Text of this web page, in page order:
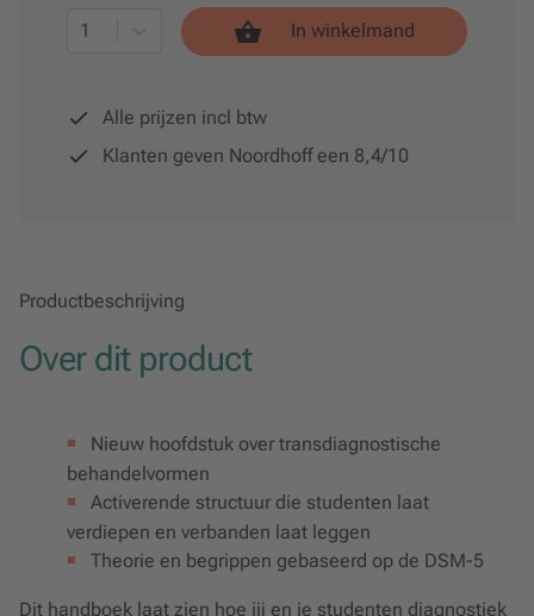
Productbeschrijving
Over dit product
Nieuw hoofdstuk over transdiagnostische
behandelvormen
Activerende structuur die studenten laat
verdiepen en verbanden laat leggen
Theorie en begrippen gebaseerd op de DSM-5
Dit handboek laat zien hoe jij en je studenten diagnostiek
1 In winkelmand
Alle prijzen incl btw
Klanten geven Noordhoff een 8,4/10